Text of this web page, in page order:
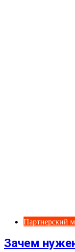
Партнерский
Зачем